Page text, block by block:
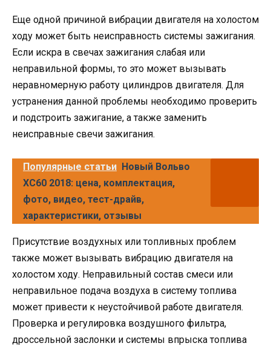
Еще одной причиной вибрации двигателя на холостом
ходу может быть неисправность системы зажигания.
Если искра в свечах зажигания слабая или
неправильной формы, то это может вызывать
неравномерную работу цилиндров двигателя. Для
устранения данной проблемы необходимо проверить
и подстроить зажигание, а также заменить
неисправные свечи зажигания.
Популярные статьи Новый Вольво
ХС60 2018: цена, комплектация,
фото, видео, тест-драйв,
характеристики, отзывы
Присутствие воздухных или топливных проблем
также может вызывать вибрацию двигателя на
холостом ходу. Неправильный состав смеси или
неправильное подача воздуха в систему топлива
может привести к неустойчивой работе двигателя.
Проверка и регулировка воздушного фильтра,
дроссельной заслонки и системы впрыска топлива